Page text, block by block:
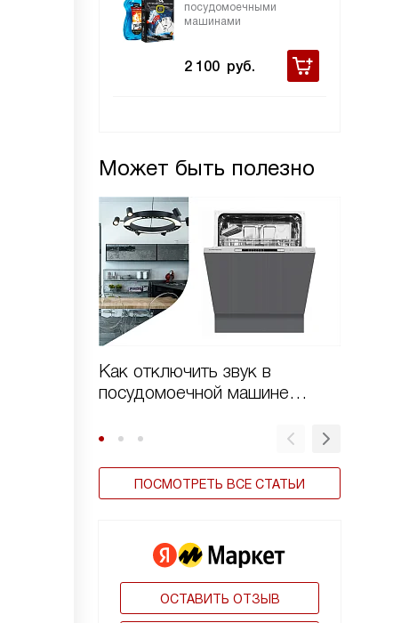
посудомоечными
машинами
2 100 руб.
Может быть полезно
Как отключить звук в
посудомоечной машине
ПОСМОТРЕТЬ ВСЕ СТАТЬИ
ОСТАВИТЬ ОТЗЫВ